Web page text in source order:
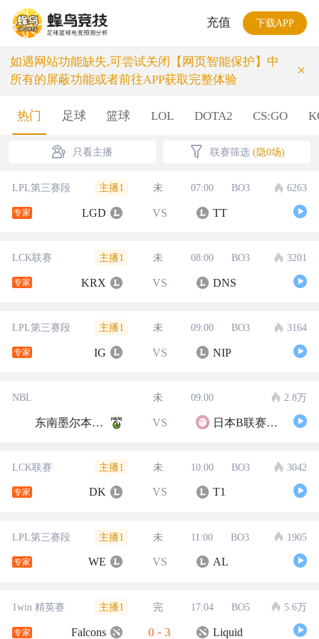
充值 下载APP
如遇网站功能缺失,可尝试关闭【网页智能保护】中
所有的屏蔽功能或者前往APP获取完整体验
×
热门 足球 篮球 LOL DOTA2 CS:GO
只看主播 联赛筛选 (隐0场)
LPL第三赛段 主播1 未 07:00 BO3 6263
专家 LGD VS TT
LCK联赛 主播1 未 08:00 BO3 3201
专家 KRX VS DNS
LPL第三赛段 主播1 未 09:00 BO3 3164
专家 IG VS NIP
NBL 未 09:00 2.8万
东南墨尔本凤凰 VS 日本B联赛联队
LCK联赛 主播1 未 10:00 BO3 3042
专家 DK VS T1
LPL第三赛段 主播1 未 11:00 BO3 1905
专家 WE VS AL
1win 精英赛 主播1 完 17:04 BO5 5.6万
专家 Falcons 0 - 3 Liquid